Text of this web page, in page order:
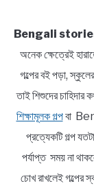
Bengali
অনেক ক্ষেত্রেই
গল্পের বই পড়া,
তাই শিশুদের চাহিদার
শিক্ষামূলক গল্পবা
প্রত্যেকটি গল্প
পর্যাপ্ত সময় না
চোখ রাখলেই গল্পের